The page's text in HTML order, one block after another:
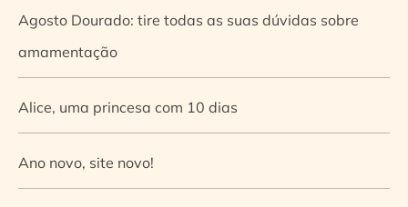
Agosto Dourado: tire todas as suas dúvidas sobre
amamentação
Alice, uma princesa com 10 dias
Ano novo, site novo!